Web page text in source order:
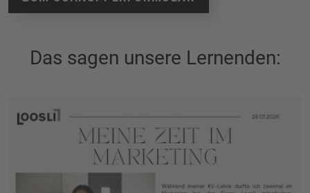
Das sagen unsere Lernenden: